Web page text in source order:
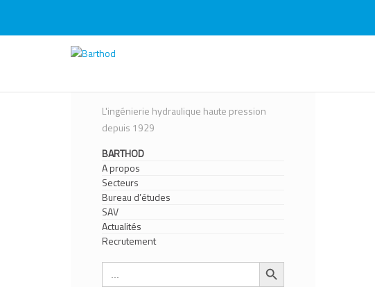
contenu
L'ingénierie hydraulique haute pression
depuis 1929
BARTHOD
A propos
Secteurs
Bureau d’études
SAV
Actualités
Recrutement
Search
for:
Search Button